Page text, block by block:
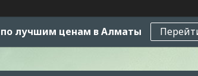
лучшим ценам в Алматы